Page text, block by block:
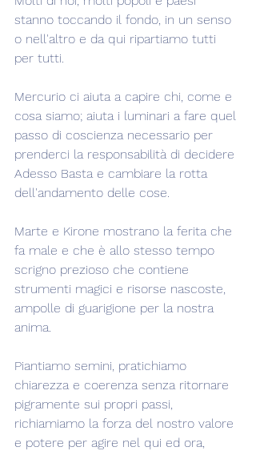
stanno toccando il fondo, in un senso
o nell'altro e da qui ripartiamo tutti
per tutti.
Mercurio ci aiuta a capire chi, come e
cosa siamo; aiuta i luminari a fare quel
passo di coscienza necessario per
prenderci la responsabilità di decidere
Adesso Basta e cambiare la rotta
dell'andamento delle cose.
Marte e Kirone mostrano la ferita che
fa male e che è allo stesso tempo
scrigno prezioso che contiene
strumenti magici e risorse nascoste,
ampolle di guarigione per la nostra
anima.
Piantiamo semini, pratichiamo
chiarezza e coerenza senza ritornare
pigramente sui propri passi,
richiamiamo la forza del nostro valore
e potere per agire nel qui ed ora,